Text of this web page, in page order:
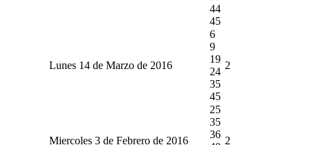
44
45
Lunes 14 de Marzo de 2016
6
9
19
24
35
45
2
Miercoles 3 de Febrero de 2016
25
35
36
2